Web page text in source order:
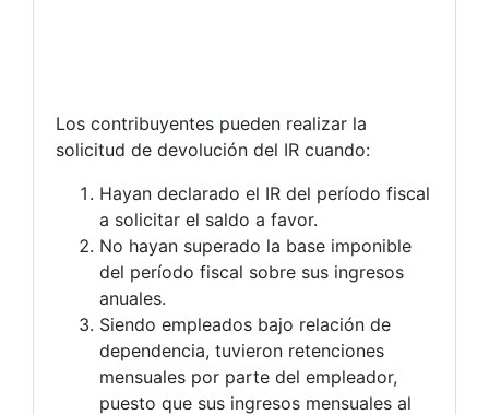
Los contribuyentes pueden realizar la
solicitud de devolución del IR cuando:
Hayan declarado el IR del período fiscal
a solicitar el saldo a favor.
No hayan superado la base imponible
del período fiscal sobre sus ingresos
anuales.
Siendo empleados bajo relación de
dependencia, tuvieron retenciones
mensuales por parte del empleador,
puesto que sus ingresos mensuales al